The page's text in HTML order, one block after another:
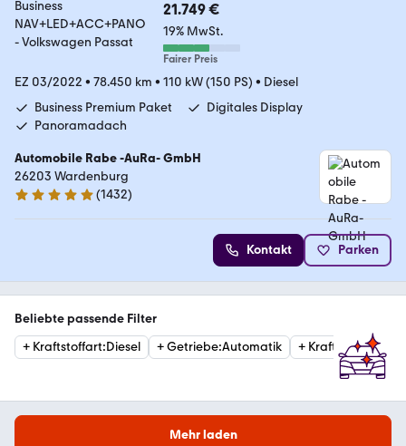
21.749 €
19% MwSt.
Fairer Preis
EZ 03/2022 • 78.450 km • 110 kW (150 PS) • Diesel
Business Premium Paket
Digitales Display
Panoramadach
Automobile Rabe -AuRa- GmbH
26203 Wardenburg
4.9 Sterne
(1432)
Kontakt Parken
Beliebte passende Filter
+ Kraftstoffart:Diesel +Getriebe:Automatik + Kraftstoffart:
Mehr laden